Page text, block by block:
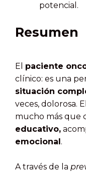
potencial.
Resumen
El paciente
clínico: es una
situación
veces, dolorosa. El
mucho más que
educativo,
emocional.
A través de la